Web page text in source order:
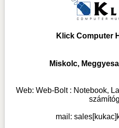
Klick Computer
Miskolc,
Web:Web-Bolt : Notebook,
mail: